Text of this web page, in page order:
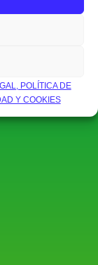
POLÍTICA DE
Y COOKIES